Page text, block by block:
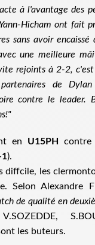
à l'avantage des
Hicham ont fait
sans avoir encaissé
une meilleure
rejoints à 2-2, c
de
contre le leader.
en U15PH
contre
1).
diffcile, les
Selon Alexandre
de qualité en
V.SOZEDDE,
les buteurs.